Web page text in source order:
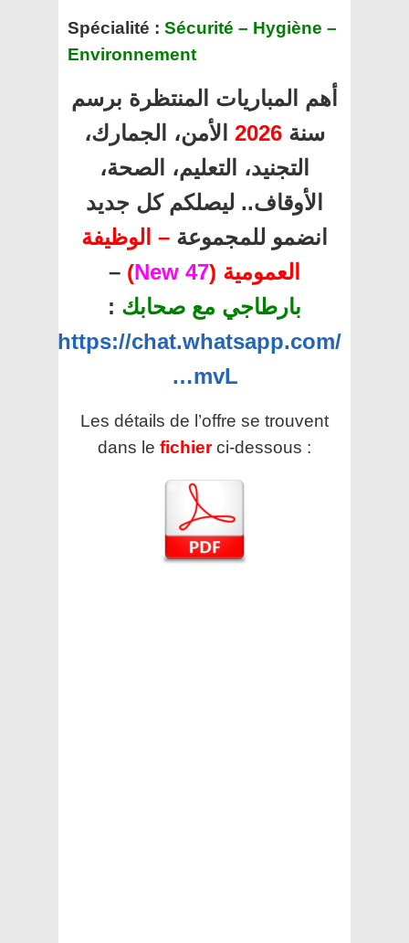
Spécialité : Sécurité – Hygiène –
Environnement
أهم المباريات المنتظرة برسم
سنة 2026 الأمن، الجمارك،
التجنيد، التعليم، الصحة،
الأوقاف.. ليصلكم كل جديد
انضمو للمجموعة – الوظيفة
العمومية (47 New
)
–
بارطاجي مع صحابك :
https://chat.whatsapp.com/
…mvL
Les détails de l’offre se trouvent
dans le fichier ci-dessous :